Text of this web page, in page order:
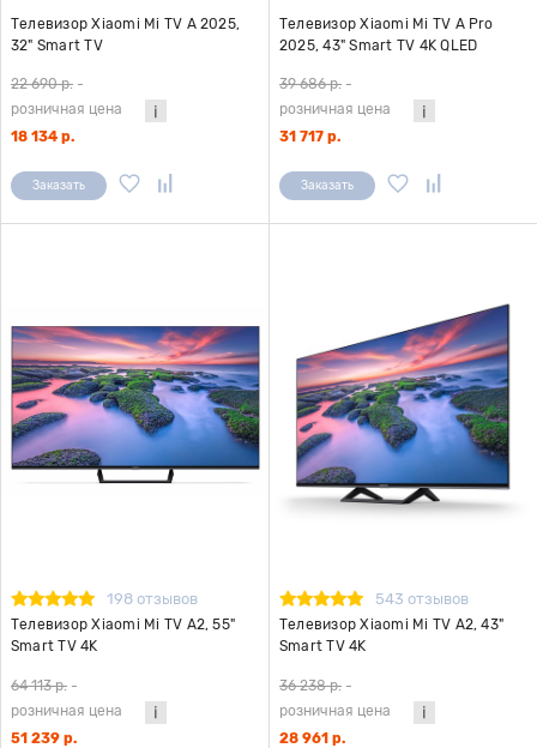
Телевизор Xiaomi Mi TV A 2025,
32" Smart TV
22 690 р. -
розничная цена
18 134 р.
Заказать
Телевизор Xiaomi Mi TV A Pro
2025, 43" Smart TV 4K QLED
39 686 р. -
розничная цена
31 717 р.
Заказать
198 отзывов
Телевизор Xiaomi Mi TV A2, 55"
Smart TV 4K
64 113 р. -
розничная цена
51 239 р.
543 отзывов
Телевизор Xiaomi Mi TV A2, 43"
Smart TV 4K
36 238 р. -
розничная цена
28 961 р.